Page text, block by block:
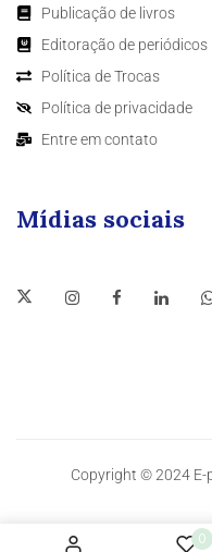
0
Publicação de livros
Editoração de periódicos
Política de Trocas
Política de privacidade
Entre em contato
Mídias sociais
Copyright © 2024 E-